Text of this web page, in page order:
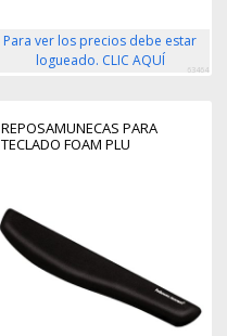
Para ver los precios debe estar
logueado. CLIC AQUÍ
63464
REPOSAMUNECAS PARA
TECLADO FOAM PLU